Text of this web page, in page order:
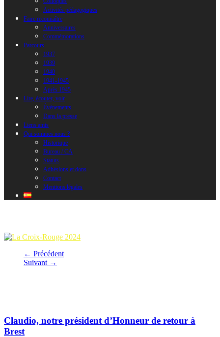
Activités pédagogiques
Faire reconnaître
Anniversaires
Commémorations
Parcours
1937
1939
1940
1941-1945
Après 1945
Lire, écouter, voir
Évènements
Dans la presse
Liens amis
Qui sommes nous ?
Historique
Bureau / CA
Statuts
Adhésions et dons
Contact
Mentions légales
← Précédent
Suivant →
Claudio, notre président d’Honneur de retour à
Brest